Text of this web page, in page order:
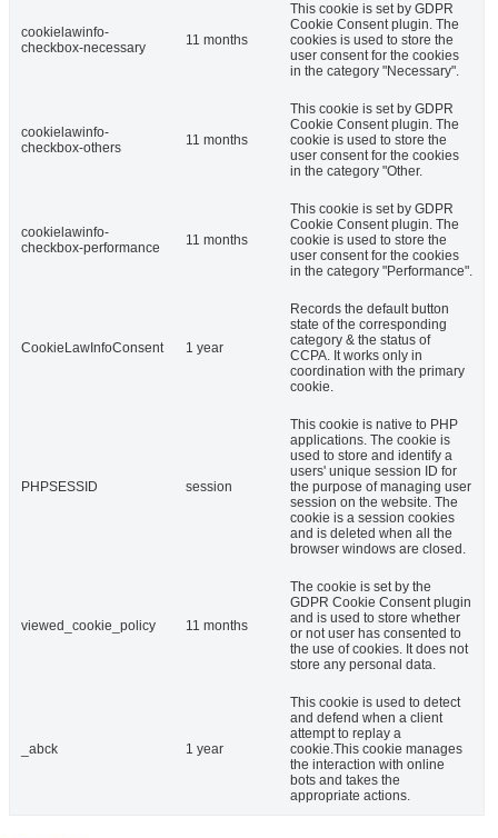
cookielawinfo-
checkbox-necessary
11 months
This cookie is set by GDPR
Cookie Consent plugin. The
cookies is used to store the
user consent for the cookies
in the category "Necessary".
cookielawinfo-
checkbox-others
11 months
This cookie is set by GDPR
Cookie Consent plugin. The
cookie is used to store the
user consent for the cookies
in the category "Other.
cookielawinfo-
checkbox-performance
11 months
This cookie is set by GDPR
Cookie Consent plugin. The
cookie is used to store the
user consent for the cookies
in the category "Performance".
CookieLawInfoConsent 1 year
Records the default button
state of the corresponding
category & the status of
CCPA. It works only in
coordination with the primary
cookie.
PHPSESSID session
This cookie is native to PHP
applications. The cookie is
used to store and identify a
users' unique session ID for
the purpose of managing user
session on the website. The
cookie is a session cookies
and is deleted when all the
browser windows are closed.
viewed_cookie_policy 11 months
The cookie is set by the
GDPR Cookie Consent plugin
and is used to store whether
or not user has consented to
the use of cookies. It does not
store any personal data.
_abck 1 year
This cookie is used to detect
and defend when a client
attempt to replay a
cookie.This cookie manages
the interaction with online
bots and takes the
appropriate actions.